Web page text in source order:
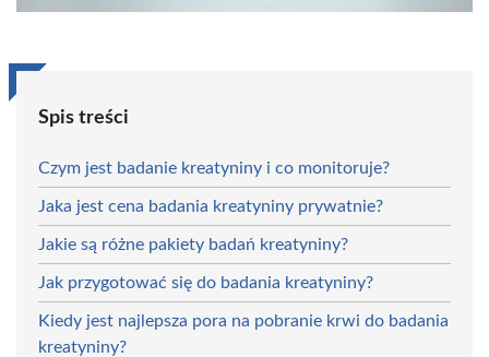
Spis treści
Czym jest badanie kreatyniny i co monitoruje?
Jaka jest cena badania kreatyniny prywatnie?
Jakie są różne pakiety badań kreatyniny?
Jak przygotować się do badania kreatyniny?
Kiedy jest najlepsza pora na pobranie krwi do badania
kreatyniny?